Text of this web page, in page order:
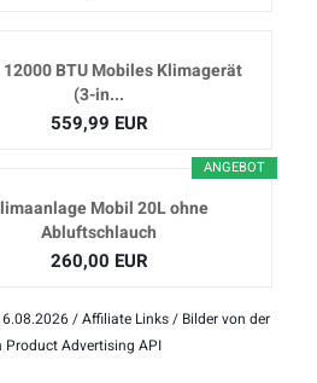
12000 BTU Mobiles Klimagerät
(3-in...
559,99 EUR
ANGEBOT
Mobil 20L ohne
Abluftschlauch
260,00 EUR
/ Affiliate Links / Bilder von der
Product Advertising API